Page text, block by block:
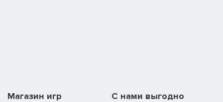
Магазин игр C нами выгодно